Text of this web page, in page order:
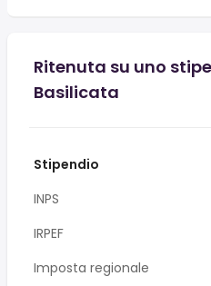
Ritenuta su uno
Basilicata
Stipendio
INPS
IRPEF
Imposta regionale